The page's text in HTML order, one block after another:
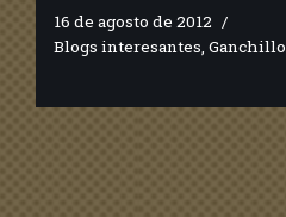
16 de agosto de 2012
Blogs interesantes Ganchillo